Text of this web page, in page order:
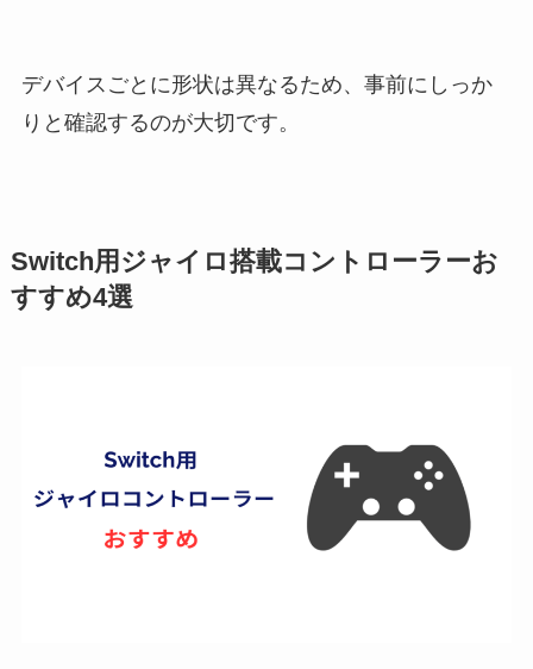
デバイスごとに形状は異なるため、事前にしっか
りと確認するのが大切です。
Switch用ジャイロ搭載コントローラーお
すすめ4選